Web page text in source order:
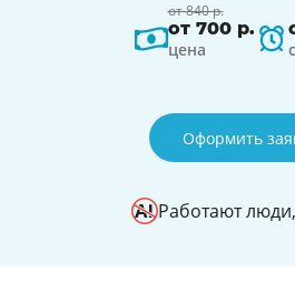
от 840 р.
от 700 р.
цена
Оформить
Работают